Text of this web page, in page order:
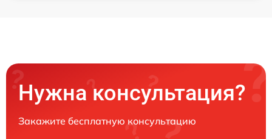
Нужна консультация?
Закажите бесплатную консультацию